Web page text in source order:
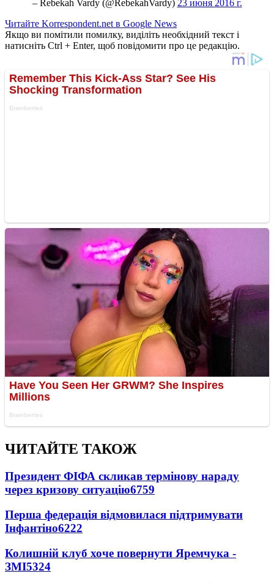
– Rebekah Vardy (@RebekahVardy) 23 июня 2016 г.
Читайте Korrespondent.net в Google News
Якщо ви помітили помилку, виділіть необхідний текст і
натисніть Ctrl + Enter, щоб повідомити про це редакцію.
ЧИТАЙТЕ ТАКОЖ
Президент ФІФА скликав термінову нараду
через кризову ситуацію6759
Перша федерація відмовилася підтримувати
Інфантіно6222
Колишній клуб хоче повернути Яремчука -
ЗМІ5324